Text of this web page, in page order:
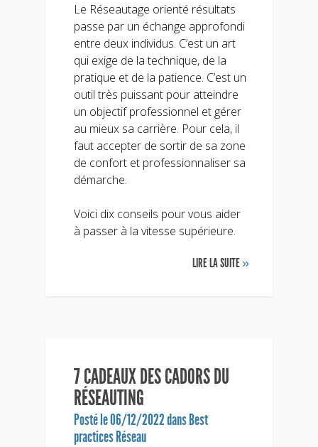
Le Réseautage orienté résultats
passe par un échange approfondi
entre deux individus. C’est un art
qui exige de la technique, de la
pratique et de la patience. C’est un
outil très puissant pour atteindre
un objectif professionnel et gérer
au mieux sa carrière. Pour cela, il
faut accepter de sortir de sa zone
de confort et professionnaliser sa
démarche.
Voici dix conseils pour vous aider
à passer à la vitesse supérieure.
LIRE LA SUITE»
7 CADEAUX DES CADORS DU
RÉSEAUTING
Posté le 06/12/2022 dansBest
practices Réseau